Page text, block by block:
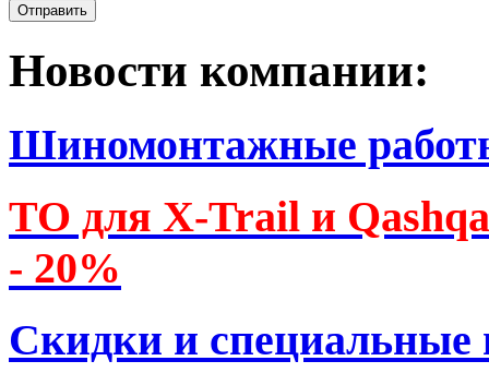
Новости компании:
Шиномонтажные
ТО для X-Trail и
- 20%
Скидки и специальные